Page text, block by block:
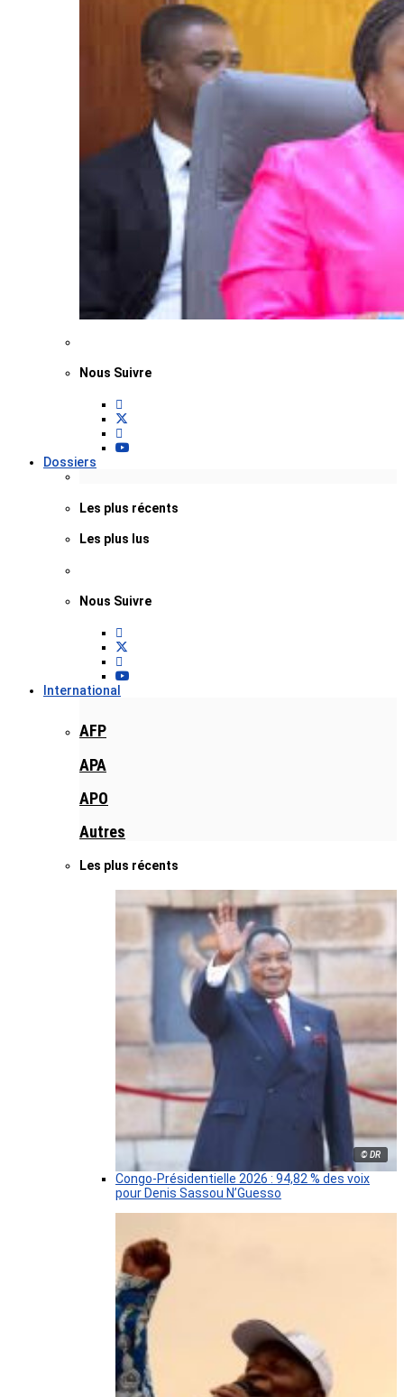
Nous Suivre
Dossiers
Les plus récents
Les plus lus
Nous Suivre
International
AFP
APA
APO
Autres
Les plus récents
© DR
Congo-Présidentielle 2026 : 94,82 % des voix
pour Denis Sassou N’Guesso